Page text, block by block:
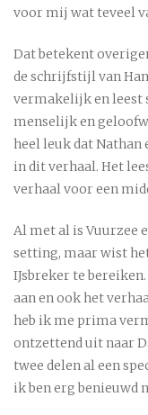
voor mij wat teveel
Dat betekent
de schrijfstijl van
vermakelijk en leest
menselijk en
heel leuk dat Nathan
in dit verhaal. Het
verhaal voor een
Al met al is Vuurzee
setting, maar wist
IJsbreker te
aan en ook het
heb ik me prima
ontzettend uit naar
twee delen al een
ik ben erg benieuwd